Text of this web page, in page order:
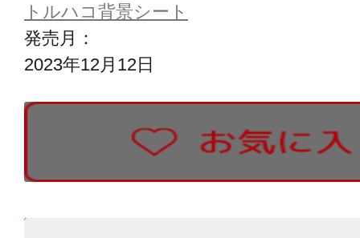
トルハコ背景シート
発売月：
2023年12月12日